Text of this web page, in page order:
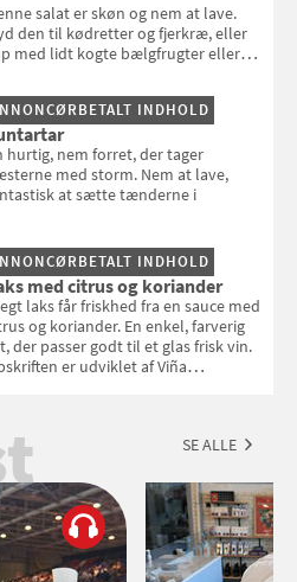
salat er skøn og nem at lave.
den til kødretter og fjerkræ, eller
med lidt kogte bælgfrugter eller
måltid. Opskriften er fra
Lorangs kogebog "Salat".
INDHOLD
hurtig, nem forret, der tager
med storm. Nem at lave,
at sætte tænderne i
INDHOLD
med citrus og koriander
laks får friskhed fra en sauce med
og koriander. En enkel, farverig
der passer godt til et glas frisk vin.
er udviklet af Viña
SE ALLE